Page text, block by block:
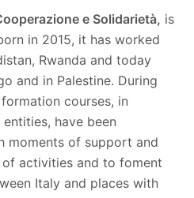
e Solidarietà, is
in 2015, it has worked
Rwanda and today
and in Palestine. During
courses, in
have been
moments of support and
activities and to foment
Italy and places with